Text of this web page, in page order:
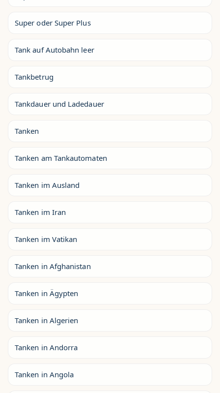
Super oder Super Plus
Tank auf Autobahn leer
Tankbetrug
Tankdauer und Ladedauer
Tanken
Tanken am Tankautomaten
Tanken im Ausland
Tanken im Iran
Tanken im Vatikan
Tanken in Afghanistan
Tanken in Ägypten
Tanken in Algerien
Tanken in Andorra
Tanken in Angola